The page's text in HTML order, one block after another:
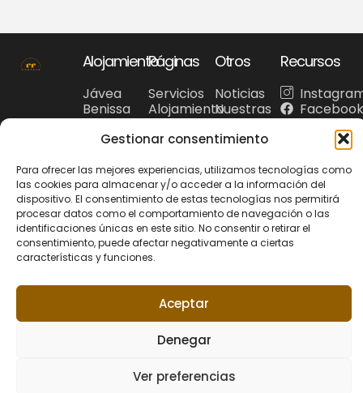
Gestionar consentimiento
Para ofrecer las mejores experiencias, utilizamos tecnologías como
las cookies para almacenar y/o acceder a la información del
dispositivo. El consentimiento de estas tecnologías nos permitirá
procesar datos como el comportamiento de navegación o las
identificaciones únicas en este sitio. No consentir o retirar el
consentimiento, puede afectar negativamente a ciertas
características y funciones.
Aceptar
Denegar
Ver preferencias
Alojamiento
Jávea
Benissa
Benitachell
Denia
Blanca
Páginas
Servicios
Alojamiento
Preguntas
frecuentes
Otros
Noticias
Nuestras
recomendaciones
Recursos
© 2026 Riu Rau
derechos reservados.
Web diseñada por
Política de privacidad
Política de Cookies